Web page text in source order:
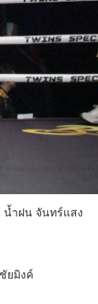
น้ำฝน จันทร์แสง
ยมิงค์